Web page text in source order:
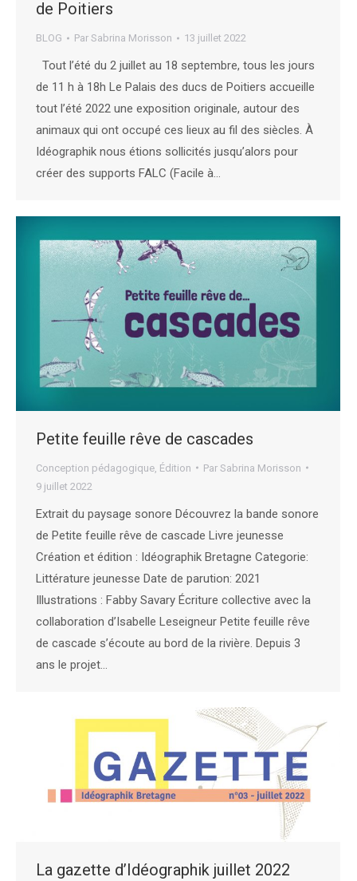
de Poitiers
BLOG Par Sabrina Morisson 13 juillet 2022
Tout l’été du 2 juillet au 18 septembre, tous les jours
de 11 h à 18h Le Palais des ducs de Poitiers accueille
tout l’été 2022 une exposition originale, autour des
animaux qui ont occupé ces lieux au fil des siècles. À
Idéographik nous étions sollicités jusqu’alors pour
créer des supports FALC (Facile à…
Petite feuille rêve de cascades
Conception pédagogique Édition Par Sabrina Morisson
9 juillet 2022
Extrait du paysage sonore Découvrez la bande sonore
de Petite feuille rêve de cascade Livre jeunesse
Création et édition : Idéographik Bretagne Categorie:
Littérature jeunesse Date de parution: 2021
Illustrations : Fabby Savary Écriture collective avec la
collaboration d’Isabelle Leseigneur Petite feuille rêve
de cascade s’écoute au bord de la rivière. Depuis 3
ans le projet…
La gazette d’Idéographik juillet 2022